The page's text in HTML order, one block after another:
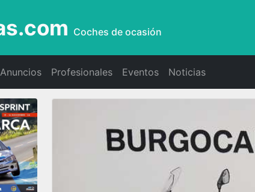
Coches de ocasión
Anuncios Profesionales Eventos Noticias